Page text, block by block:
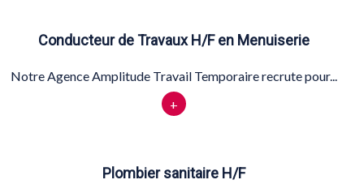
Conducteur de Travaux H/F en Menuiserie
Notre Agence Amplitude Travail Temporaire recrute pour...
+
Plombier sanitaire H/F